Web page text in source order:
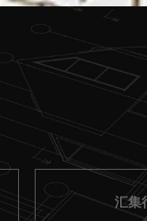
汇集